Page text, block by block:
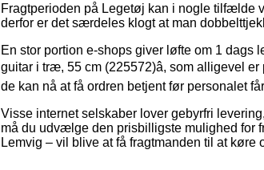
Fragtperioden på Legetøj kan i nogle tilfælde
derfor er det særdeles klogt at man
En stor portion e-shops giver løfte om 1
guitar i træ, 55 cm (225572)â, som alligevel
de kan nå at få ordren betjent før personalet
Visse internet selskaber lover gebyrfri
må du udvælge den prisbilligste mulighed for
Lemvig – vil blive at få fragtmanden til at køre